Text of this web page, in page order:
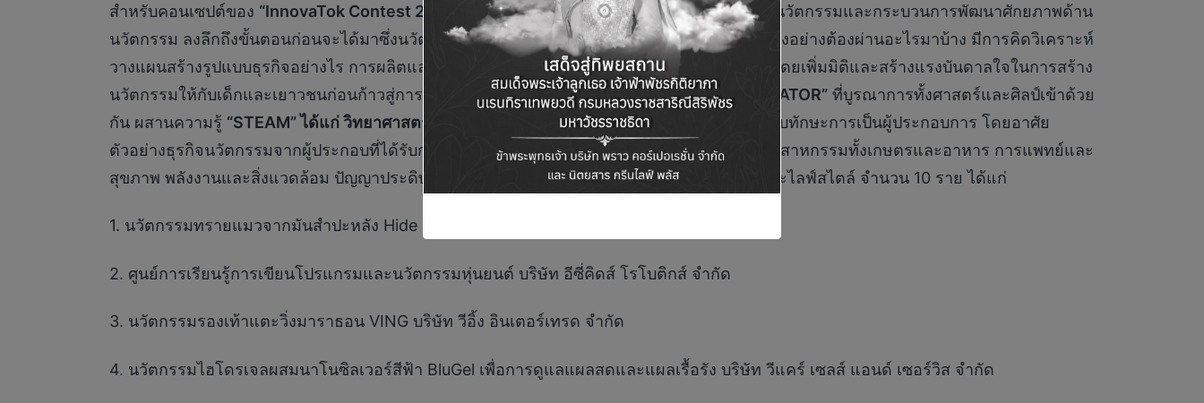
สำหรับคอนเซปต์ของ “InnovaTok Contest 2026”
เปิดโอกาสให้นำเสนอกระบวนการสร้างสรรค์นวัตกรรมและกระบวนการพัฒนาศักยภาพด้าน
นวัตกรรม ลงลึกถึงขั้นตอนก่อนจะได้มาซึ่งนวัตกรรม เพื่อชี้ให้เห็นว่า ก่อนจะมาเป็นนวัตกรรมสักหนึ่งอย่างต้องผ่านอะไรมาบ้าง มีการคิดวิเคราะห์
วางแผนสร้างรูปแบบธุรกิจอย่างไร การผลิตและกระจายเข้าสู่ตลาดอย่างไร สร้างแบรนด์อย่างไร โดยเพิ่มมิติและสร้างแรงบันดาลใจในการสร้าง
นวัตกรรมให้กับเด็กและเยาวชนก่อนก้าวสู่การเป็น
“นวัตกร”ผ่านการเรียนรู้แบบ “STEAM4INNOVATOR” ที่บูรณาการทั้งศาสตร์และศิลป์เข้าด้วย
กัน ผสานความรู้ “STEAM” ได้แก่ วิทยาศาสตร์ เทคโนโลยี วิศวกรรม ศิลปะ และคณิตศาสตร์
เข้ากับทักษะการเป็นผู้ประกอบการ โดยอาศัย
ตัวอย่างธุรกิจนวัตกรรมจากผู้ประกอบที่ได้รับการสนับสนุนจาก NIA ซึ่งครอบคลุมในหลากหลายอุตสาหกรรมทั้งเกษตรและอาหาร การแพทย์และ
สุขภาพ พลังงานและสิ่งแวดล้อม ปัญญาประดิษฐ์ หุ่นยนต์และไอโอที รวมถึงนวัตกรรมเพื่อสังคมและไลฟ์สไตล์ จำนวน 10 ราย ได้แก่
1. นวัตกรรมทรายแมวจากมันสำปะหลัง Hide and seek บริษัท เวลตี้ ม็อกกี้ อินโนเวชั่น จำกัด
2. ศูนย์การเรียนรู้การเขียนโปรแกรมและนวัตกรรมหุ่นยนต์ บริษัท อีซี่คิดส์ โรโบติกส์ จำกัด
3. นวัตกรรมรองเท้าแตะวิ่งมาราธอน VING บริษัท วีอิ้ง อินเตอร์เทรด จำกัด
4. นวัตกรรมไฮโดรเจลผสมนาโนซิลเวอร์สีฟ้า BluGel เพื่อการดูแลแผลสดและแผลเรื้อรัง บริษัท วีแคร์ เซลส์ แอนด์ เซอร์วิส จำกัด